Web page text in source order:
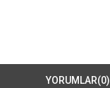
YORUMLAR(0)